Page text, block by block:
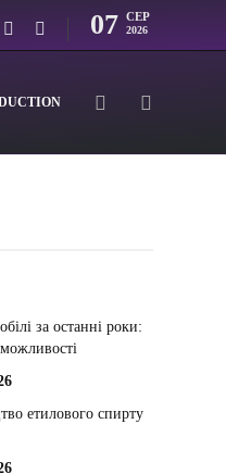
07 СЕР
2026
за останні роки:
можливості
етилового спирту